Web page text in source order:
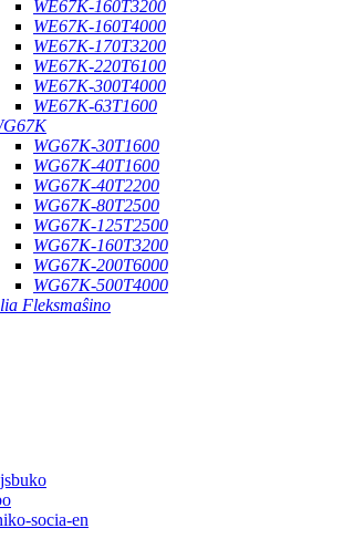
WE67K-160T3200
WE67K-160T4000
WE67K-170T3200
WE67K-220T6100
WE67K-300T4000
WE67K-63T1600
WG67K-30T1600
WG67K-40T1600
WG67K-40T2200
WG67K-80T2500
WG67K-125T2500
WG67K-160T3200
WG67K-200T6000
WG67K-500T4000
Fleksmaŝino
iko-socia-en